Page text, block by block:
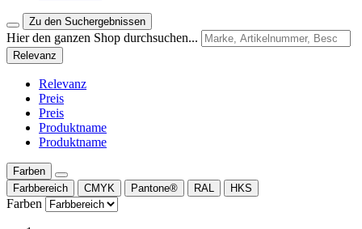
Zu den Suchergebnissen
Hier den ganzen Shop durchsuchen...
Relevanz
Relevanz
Preis
Preis
Produktname
Produktname
Farben
Farbbereich
CMYK Pantone® RAL HKS
Farben